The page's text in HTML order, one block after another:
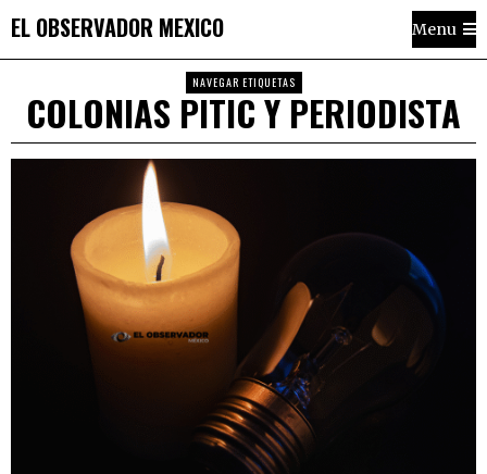
EL OBSERVADOR MEXICO Menu
NAVEGAR ETIQUETAS
COLONIAS PITIC Y PERIODISTA